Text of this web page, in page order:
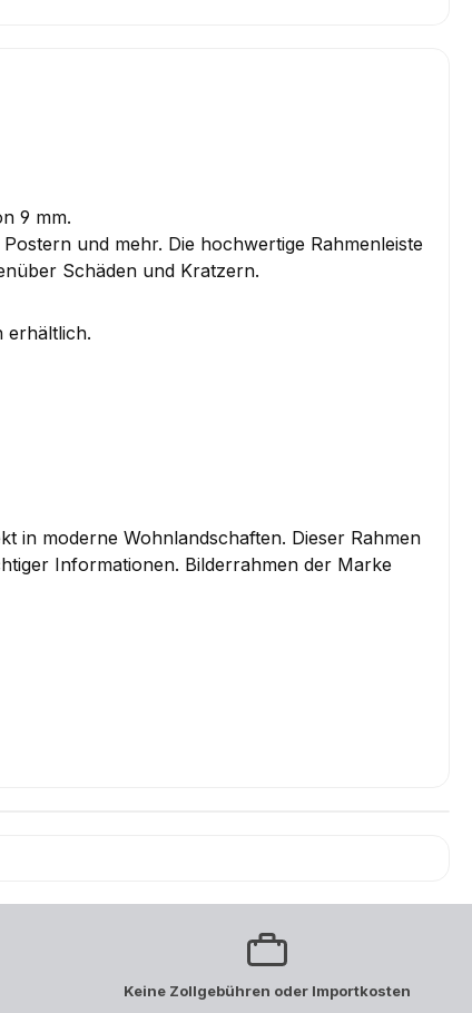
9 mm.
und mehr. Die hochwertige Rahmenleiste
Schäden und Kratzern.
erhältlich.
in moderne Wohnlandschaften. Dieser Rahmen
Informationen. Bilderrahmen der Marke
Keine Zollgebühren oder Importkosten